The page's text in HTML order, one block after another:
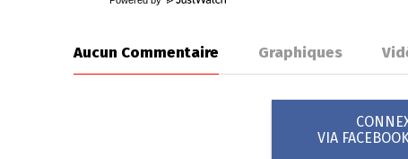
Aucun Commentaire Graphiques
VIA